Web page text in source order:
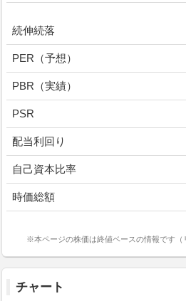
続伸続落
PER（予想）
PBR（実績）
PSR
配当利回り
自己資本比率
時価総額
※本ページの株価は終値ベースの情報です（
チャート